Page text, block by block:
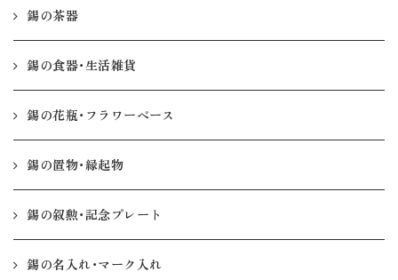
錫の茶器
錫の食器・生活雑貨
錫の花瓶・フラワーベース
錫の置物・縁起物
錫の叙勲・記念プレート
錫の名入れ・マーク入れ